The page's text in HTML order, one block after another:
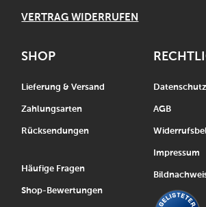
VERTRAG WIDERRUFEN
SHOP
Lieferung & Versand
Zahlungsarten
Rücksendungen
Häufige Fragen
Shop-Bewertungen
Datenschutz
AGB
Impressum